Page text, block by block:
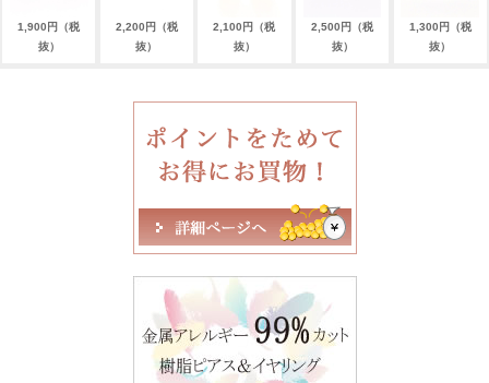
1,900円（税
抜）
2,200円（税
抜）
2,100円（税
抜）
2,500円（税
抜）
1,300円（税
抜）